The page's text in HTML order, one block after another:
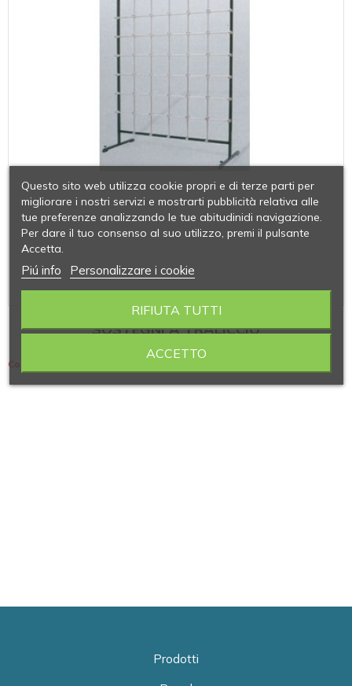
SOSTEGNI A TRALICCIO
Contiene 2 articoli
Prodotti
Questo sito web utilizza cookie propri e di terze parti per
migliorare i nostri servizi e mostrarti pubblicità relativa alle
tue preferenze analizzando le tue abitudinidi navigazione.
Per dare il tuo consenso al suo utilizzo, premi il pulsante
Accetta.
Piú info Personalizzare i cookie
RIFIUTA TUTTI
ACCETTO